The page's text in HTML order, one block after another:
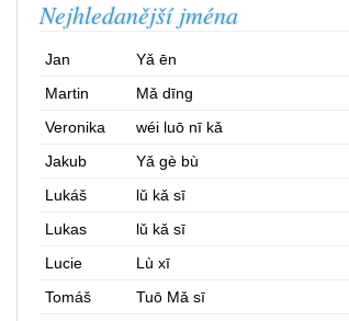
Nejhledanější jména
Jan
Yǎ ēn
Martin
Mǎ dīng
Veronika
wéi luō nī kǎ
Jakub
Yǎ gè bù
Lukáš
lǔ kǎ sī
Lukas
lǔ kǎ sī
Lucie
Lù xī
Tomáš
Tuō Mǎ sī